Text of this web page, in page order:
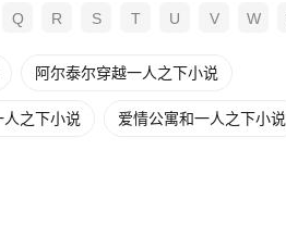
Q R S T U V W
阿尔泰尔穿越一人之下小说
人之下小说 爱情公寓和一人之下小说